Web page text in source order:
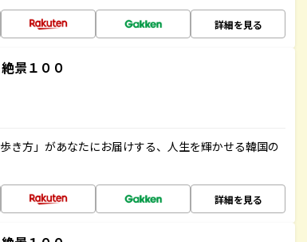
詳細を見る
景１００
き方」があなたにお届けする、人生を輝かせる韓国の
詳細を見る